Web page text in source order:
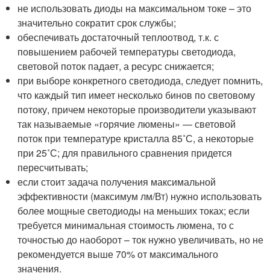
не использовать диоды на максимальном токе – это
значительно сократит срок службы;
обеспечивать достаточный теплоотвод, т.к. с
повышением рабочей температуры светодиода,
световой поток падает, а ресурс снижается;
при выборе конкретного светодиода, следует помнить,
что каждый тип имеет несколько бинов по световому
потоку, причем некоторые производители указывают
так называемые «горячие люмены» — световой
поток при температуре кристалла 85˚С, а некоторые
при 25˚С; для правильного сравнения придется
пересчитывать;
если стоит задача получения максимальной
эффективности (максимум лм/Вт) нужно использовать
более мощные светодиоды на меньших токах; если
требуется минимальная стоимость люмена, то с
точностью до наоборот – ток нужно увеличивать, но не
рекомендуется выше 70% от максимального
значения.